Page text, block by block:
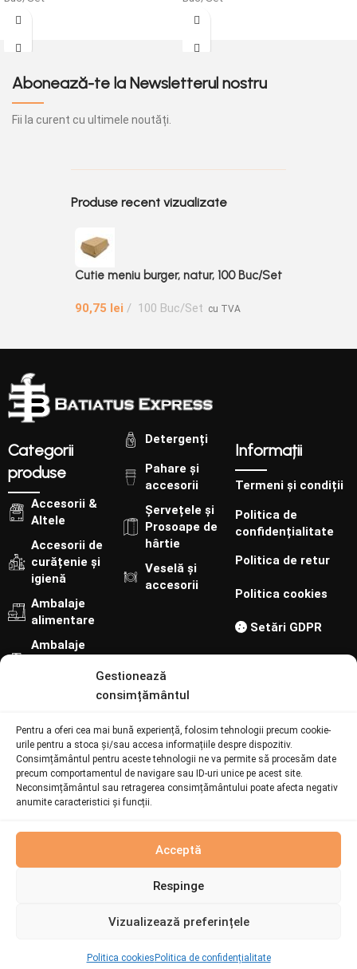
Gestionează
consimțământul
Pentru a oferi cea mai bună experiență, folosim tehnologii precum cookie-
urile pentru a stoca și/sau accesa informațiile despre dispozitiv.
Consimțământul pentru aceste tehnologii ne va permite să procesăm date
precum comportamentul de navigare sau ID-uri unice pe acest site.
Neconsimțământul sau retragerea consimțământului poate afecta negativ
anumite caracteristici și funcții.
Acceptă
Respinge
Vizualizează preferințele
Politica cookies Politica de confidențialitate
Abonează-te la Newsletterul nostru
Fii la curent cu ultimele noutăți.
Produse recent vizualizate
Cutie meniu burger, natur, 100 Buc/Set
90,75 lei 100 Buc/Set cu TVA
Categorii
produse
Accesorii &
Altele
Accesorii de
curățenie și
igienă
Ambalaje
alimentare
Ambalaje
Detergenți
Pahare și
accesorii
Șervețele și
Prosoape de
hârtie
Veselă și
accesorii
Informații
Termeni și condiții
Politica de
confidențialitate
Politica de retur
Politica cookies
Setări GDPR
Urmărește-ne pe:
Contact
073 094 6692
Șoseaua București - Urziceni 259, Afumați 901003
MCreative